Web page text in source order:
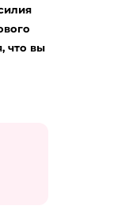
( и за
минут в
у
что вы